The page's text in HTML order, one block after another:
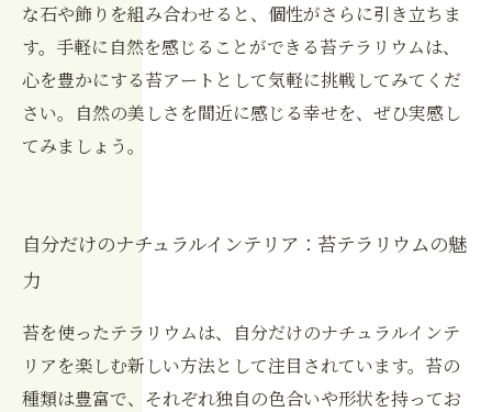
な石や飾りを組み合わせると、個性がさらに引き立ちま
す。手軽に自然を感じることができる苔テラリウムは、
心を豊かにする苔アートとして気軽に挑戦してみてくだ
さい。自然の美しさを間近に感じる幸せを、ぜひ実感し
てみましょう。
自分だけのナチュラルインテリア：苔テラリウムの魅
力
苔を使ったテラリウムは、自分だけのナチュラルインテ
リアを楽しむ新しい方法として注目されています。苔の
種類は豊富で、それぞれ独自の色合いや形状を持ってお